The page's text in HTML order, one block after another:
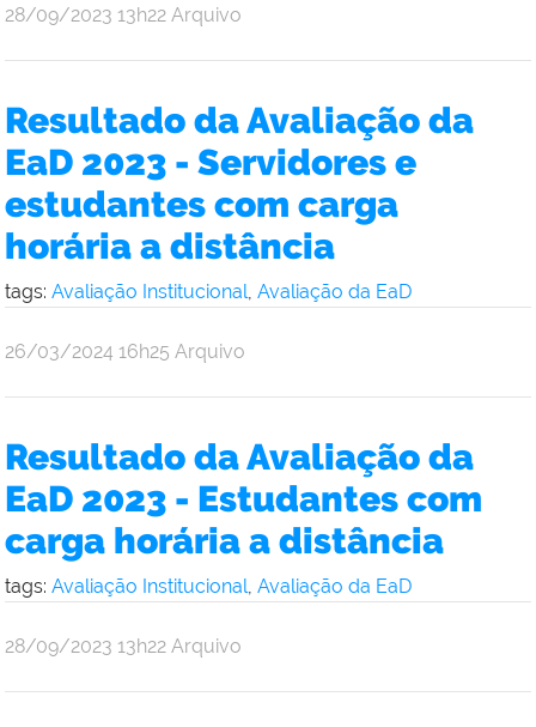
por
Reitoria
publicado
28/09/2023 13h22 Arquivo
Resultado da Avaliação da
EaD 2023 - Servidores e
estudantes com carga
horária a distância
tags: Avaliação Institucional, Avaliação da EaD
por
Reitoria
publicado
26/03/2024 16h25 Arquivo
Resultado da Avaliação da
EaD 2023 - Estudantes com
carga horária a distância
tags: Avaliação Institucional, Avaliação da EaD
por
publicado
28/09/2023 13h22 Arquivo